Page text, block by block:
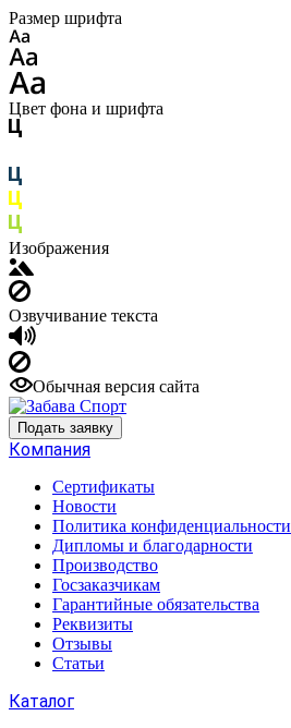
Размер шрифта
Цвет фона и шрифта
Изображения
Озвучивание текста
Обычная версия сайта
Подать заявку
Компания
Сертификаты
Новости
Политика конфиденциальности
Дипломы и благодарности
Производство
Госзаказчикам
Гарантийные обязательства
Реквизиты
Отзывы
Статьи
Каталог